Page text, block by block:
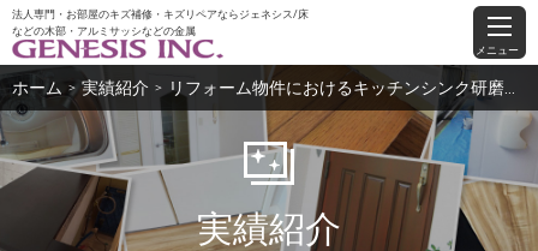
法人専門・お部屋のキズ補修・キズリペアならジェネシス/床
などの木部・アルミサッシなどの金属
メニュー
ホーム ＞ 実績紹介 ＞
実績紹介